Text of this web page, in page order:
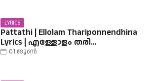
LYRICS
Pattathi | Ellolam Thariponnendhina
Lyrics | എള്ളോളം തരി
പൊന്നെന്തിനാ...... വരികൾ
01 ജൂൺ